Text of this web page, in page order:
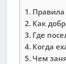
Правила
Как
Где
Когда
Чем